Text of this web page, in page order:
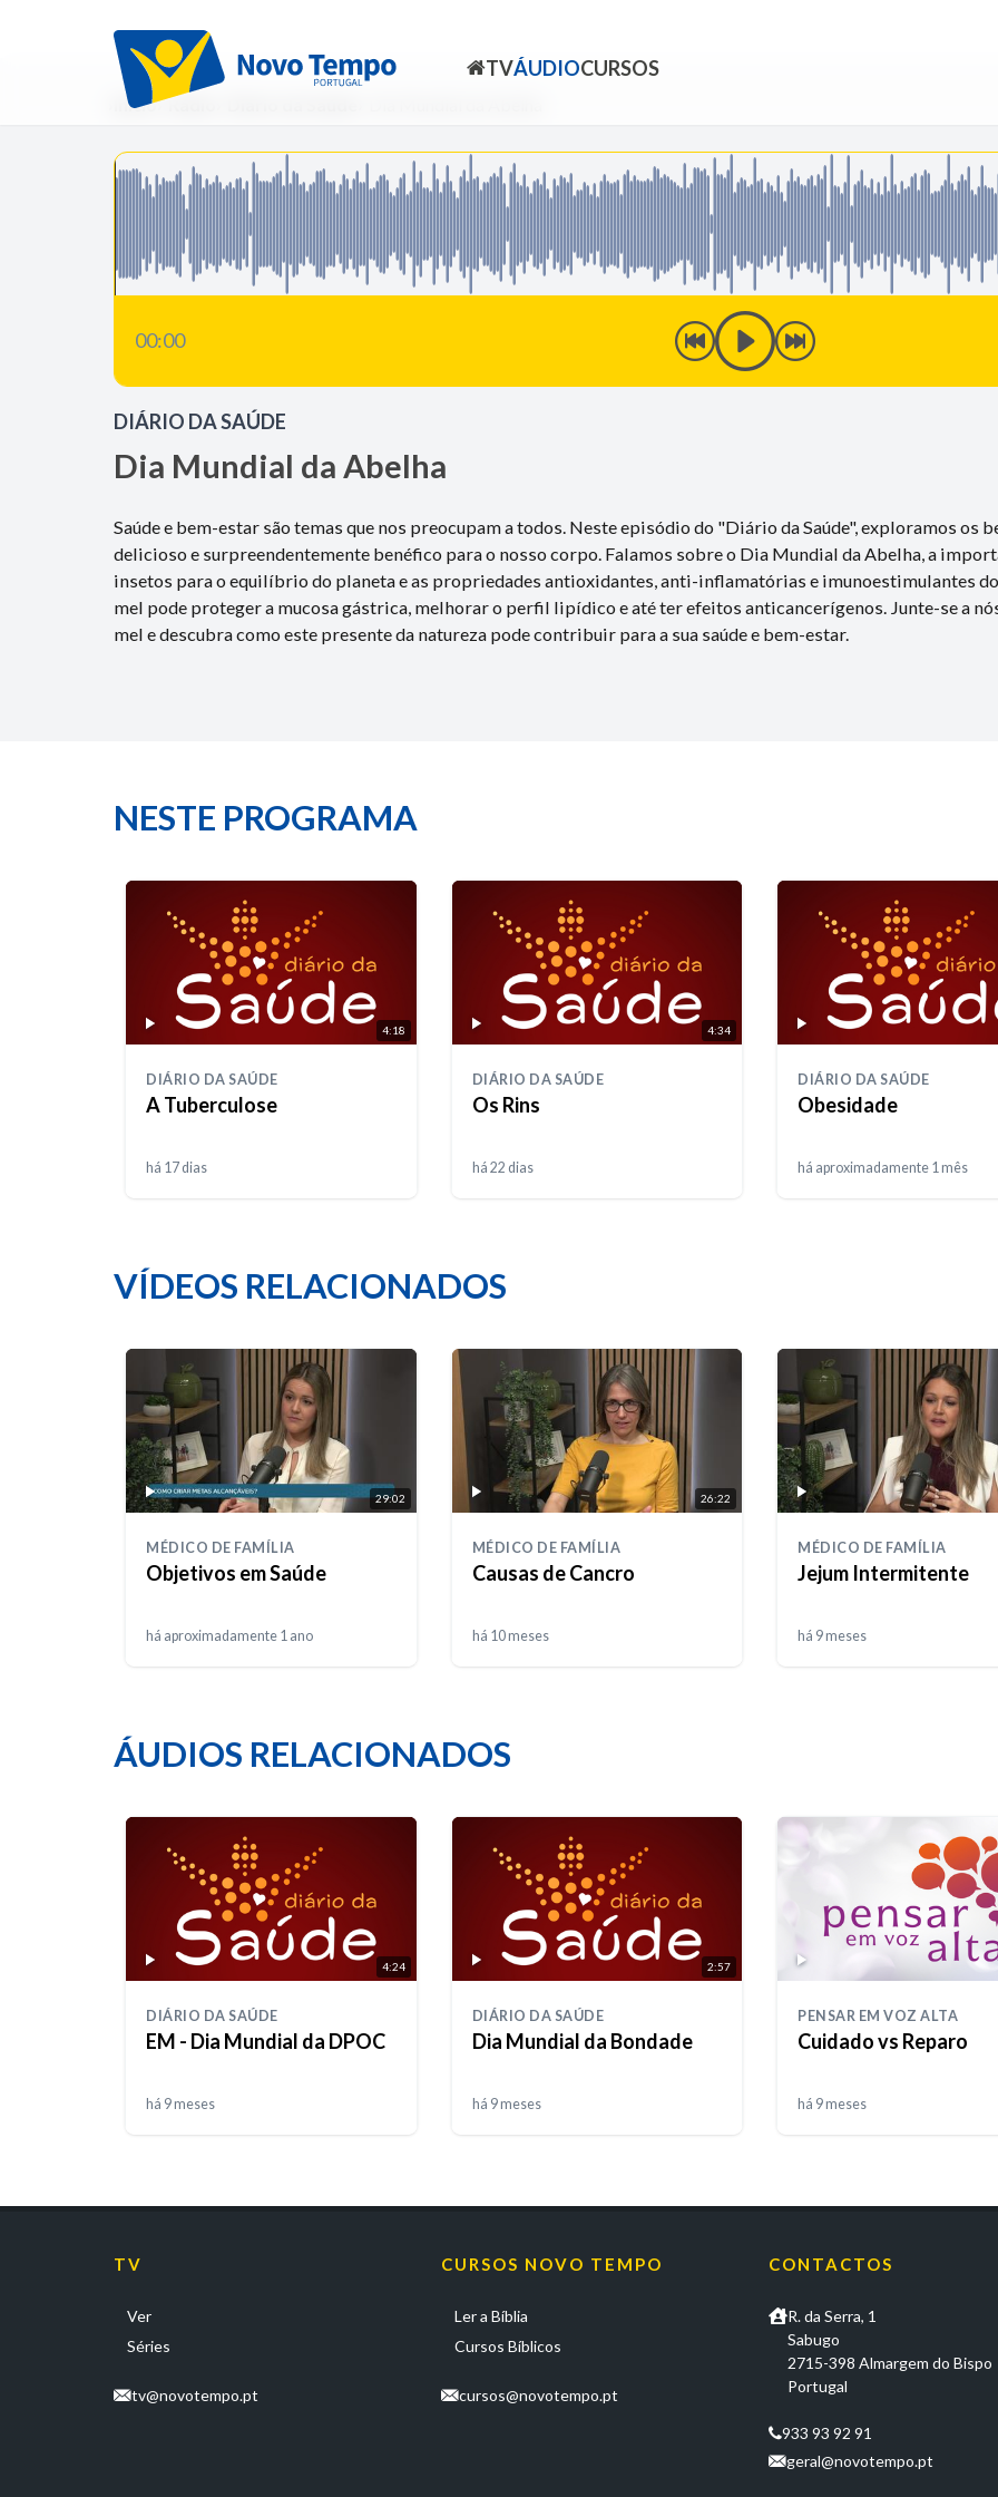
TVÁUDIOCURSOS
Início Rádio
00:00
DIÁRIO DA SAÚDE
Dia Mundial da Abelha
Saúde e bem-estar são temas que nos preocupam a todos. Neste episódio do "Diário da Saúde", exploramos os
delicioso e surpreendentemente benéfico para o nosso corpo. Falamos sobre o Dia Mundial da Abelha, a
insetos para o equilíbrio do planeta e as propriedades antioxidantes, anti-inflamatórias e imunoestimulantes
mel pode proteger a mucosa gástrica, melhorar o perfil lipídico e até ter efeitos anticancerígenos. Junte-se a
mel e descubra como este presente da natureza pode contribuir para a sua saúde e bem-estar.
NESTE PROGRAMA
4:18
DIÁRIO DA SAÚDE
A Tuberculose
há 17 dias
4:34
DIÁRIO DA SAÚDE
Os Rins
há 22 dias
DIÁRIO DA SAÚDE
Obesidade
há aproximadamente 1 mês
VÍDEOS RELACIONADOS
29:02
MÉDICO DE FAMÍLIA
Objetivos em Saúde
há aproximadamente 1 ano
26:22
MÉDICO DE FAMÍLIA
Causas de Cancro
há 10 meses
MÉDICO DE FAMÍLIA
Jejum Intermitente
há 9 meses
ÁUDIOS RELACIONADOS
4:24
DIÁRIO DA SAÚDE
EM - Dia Mundial da DPOC
há 9 meses
2:57
DIÁRIO DA SAÚDE
Dia Mundial da Bondade
há 9 meses
PENSAR EM VOZ ALTA
Cuidado vs Reparo
há 9 meses
TV
Ver
Séries
tv@novotempo.pt
CURSOS NOVO TEMPO
Ler a Bíblia
Cursos Bíblicos
cursos@novotempo.pt
CONTACTOS
R. da Serra, 1
Sabugo
2715-398 Almargem do Bispo
Portugal
933 93 92 91
geral@novotempo.pt